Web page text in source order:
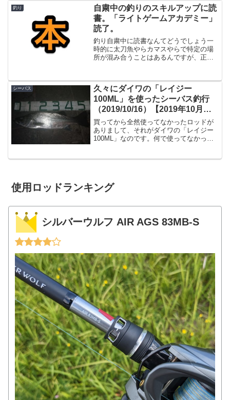
がないので雨が止むのを待ち、22:30頃出
発となりました。場...
釣り
自粛中の釣りのスキルアップに読
書。「ライトゲームアカデミー」
読了。
釣り自粛中に読書なんてどうでしょう一
時的に太刀魚やらカマスやらで特定の場
所が混み合うことはあるんですが、正直
と思うので、「釣りを再開した時に上手
くなっているように」今回...
シーバス
久々にダイワの「レイジー
100ML」を使ったシーバス釣行
（2019/10/16）【2019年10月釣
行】
買ってから全然使ってなかったロッドが
ありまして、それがダイワの「レイジー
100ML」なのです。何で使ってなかった
使用ロッドランキング
シルバーウルフ AIR AGS 83MB-S